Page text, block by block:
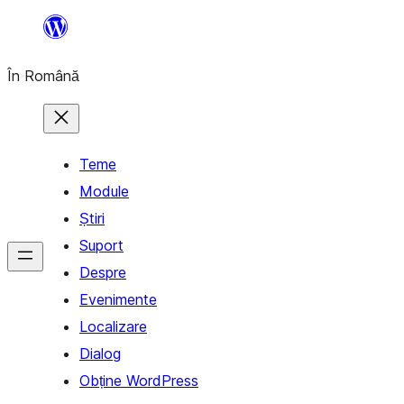
conținut
În Română
Teme
Module
Știri
Suport
Despre
Evenimente
Localizare
Dialog
Obține WordPress